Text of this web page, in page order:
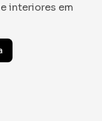
interiores em